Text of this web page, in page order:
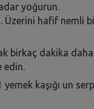
yoğurun.
Üzerini hafif nemli
birkaç dakika
edin.
yemek kaşığı un